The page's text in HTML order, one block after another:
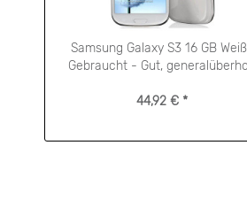
Samsung Galaxy S3 16 GB Weiß |
Gebraucht - Gut,
44,92 € *